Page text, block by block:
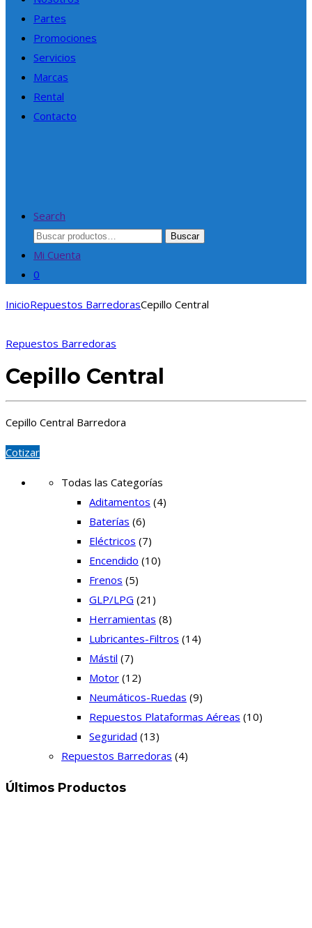
Partes
Promociones
Servicios
Marcas
Rental
Contacto
Search
Buscar
por:
Buscar
Mi Cuenta
0
InicioRepuestos BarredorasCepillo Central
Repuestos Barredoras
Cepillo Central
Cepillo Central Barredora
Cotizar
Todas las Categorías
Aditamentos (4)
Baterías (6)
Eléctricos (7)
Encendido (10)
Frenos (5)
GLP/LPG (21)
Herramientas (8)
Lubricantes-Filtros (14)
Mástil (7)
Motor (12)
Neumáticos-Ruedas (9)
Repuestos Plataformas Aéreas (10)
Seguridad (13)
Repuestos Barredoras (4)
Últimos Productos